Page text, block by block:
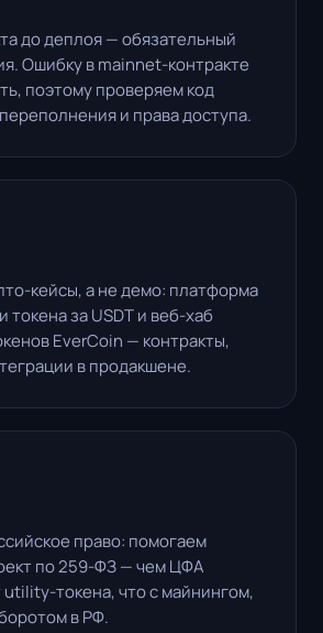
до деплоя — обязательный
Ошибку в mainnet-контракте
поэтому проверяем код
и права доступа.
кейсы, а не демо: платформа
токена за USDT и веб-хаб
EverCoin — контракты,
в продакшене.
право: помогаем
по 259-ФЗ — чем ЦФА
utility-токена, что с майнингом,
в РФ.